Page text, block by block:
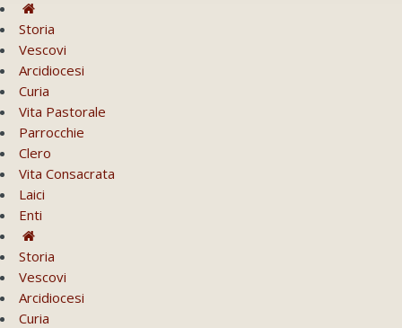
Storia
Vescovi
Arcidiocesi
Curia
Vita Pastorale
Parrocchie
Clero
Vita Consacrata
Laici
Enti
Storia
Vescovi
Arcidiocesi
Curia